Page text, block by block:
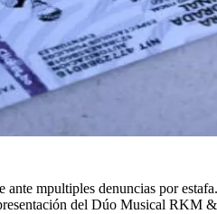
mpultiples denuncias por
del Dúo Musical RKM